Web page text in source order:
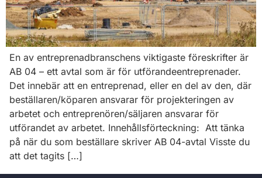
En av entreprenadbranschens viktigaste föreskrifter är
AB 04 – ett avtal som är för utförandeentreprenader.
Det innebär att en entreprenad, eller en del av den, där
beställaren/köparen ansvarar för projekteringen av
arbetet och entreprenören/säljaren ansvarar för
utförandet av arbetet. Innehållsförteckning: Att tänka
på när du som beställare skriver AB 04-avtal Visste du
att det tagits […]